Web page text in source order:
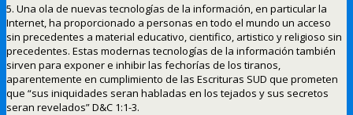
5. Una ola de nuevas tecnologías de la información, en particular la
Internet, ha proporcionado a personas en todo el mundo un acceso
sin precedentes a material educativo, cientifico, artistico y religioso sin
precedentes. Estas modernas tecnologías de la información también
sirven para exponer e inhibir las fechorías de los tiranos,
aparentemente en cumplimiento de las Escrituras SUD que prometen
que “sus iniquidades seran habladas en los tejados y sus secretos
seran revelados” D&C 1:1-3.